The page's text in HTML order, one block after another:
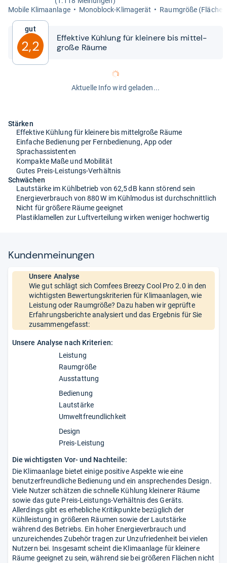
Mobile Kli­ma­an­lage
Mono­block-​Kli­ma­ge­rät Raum­größe
Gut
2,2
Effek­tive Küh­lung für klei­nere bis mit­tel­
große Räume
Aktuelle Info wird geladen...
Stärken
Effektive Kühlung für kleinere bis mittelgroße Räume
Einfache Bedienung per Fernbedienung, App oder
Sprachassistenten
Kompakte Maße und Mobilität
Gutes Preis-Leistungs-Verhältnis
Schwächen
Lautstärke im Kühlbetrieb von 62,5 dB kann störend sein
Energieverbrauch von 880 W im Kühlmodus ist durchschnittlich
Nicht für größere Räume geeignet
Plastiklamellen zur Luftverteilung wirken weniger hochwertig
Kun­den­mei­nun­gen
Unsere Analyse
Wie gut schlägt sich Comfees Breezy Cool Pro 2.0 in den
wichtigsten Bewertungskriterien für Klimaanlagen, wie
Leistung oder Raumgröße? Dazu haben wir geprüfte
Erfahrungsberichte analysiert und das Ergebnis für Sie
zusammengefasst:
Unsere Analyse nach Kriterien:
Leistung
Raumgröße
Ausstattung
Bedienung
Lautstärke
Umweltfreundlichkeit
Design
Preis-Leistung
Die wichtigsten Vor- und Nachteile:
Die Klimaanlage bietet einige positive Aspekte wie eine
benutzerfreundliche Bedienung und ein ansprechendes Design.
Viele Nutzer schätzen die schnelle Kühlung kleinerer Räume
sowie das gute Preis-Leistungs-Verhältnis des Geräts.
Allerdings gibt es erhebliche Kritikpunkte bezüglich der
Kühlleistung in größeren Räumen sowie der Lautstärke
während des Betriebs. Ein hoher Energieverbrauch und
unzureichendes Zubehör tragen zur Unzufriedenheit bei vielen
Nutzern bei. Insgesamt scheint die Klimaanlage für kleinere
Räume geeignet zu sein, während sie bei größeren Flächen nicht